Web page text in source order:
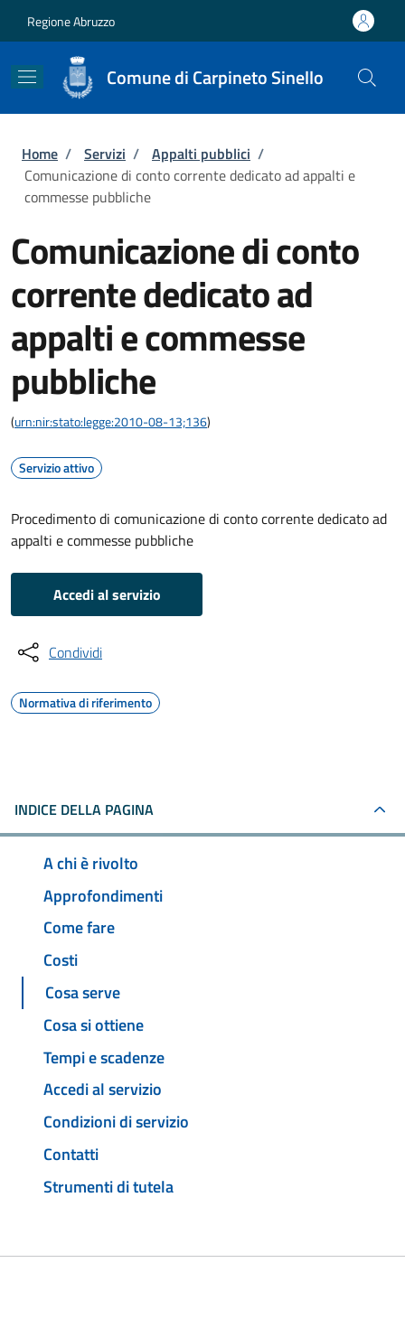
Regione Abruzzo
Comune di Carpineto Sinello
Briciole di pane
Home / Servizi / Appalti pubblici /
Comunicazione di conto corrente dedicato ad appalti e
commesse pubbliche
Comunicazione di conto
corrente dedicato ad
appalti e commesse
pubbliche
(urn:nir:stato:legge:2010-08-13;136)
Servizio attivo
Procedimento di comunicazione di conto corrente dedicato ad
appalti e commesse pubbliche
Accedi al servizio
Condividi
Normativa di riferimento
INDICE DELLA PAGINA
A chi è rivolto
Approfondimenti
Come fare
Costi
Cosa serve
Cosa si ottiene
Tempi e scadenze
Accedi al servizio
Condizioni di servizio
Contatti
Strumenti di tutela